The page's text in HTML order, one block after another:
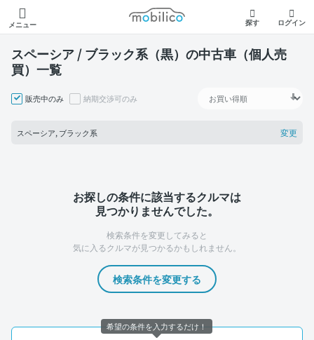
メニュー
モビリコ
探す ログイン
スペーシア / ブラック系（黒）の中古車（個人売
買）一覧
販売中のみ 納期交渉可のみ
スペーシア, ブラック系 変更
お探しの条件に該当するクルマは
見つかりませんでした。
検索条件を変更してみると
気に入るクルマが見つかるかもしれません。
検索条件を変更する
希望の条件を入力するだけ！